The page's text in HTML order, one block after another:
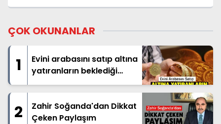
ÇOK OKUNANLAR
1
Evini arabasını satıp altına
yatıranların beklediği
haber geldi
2
Zahir Soğanda'dan Dikkat
Çeken Paylaşım